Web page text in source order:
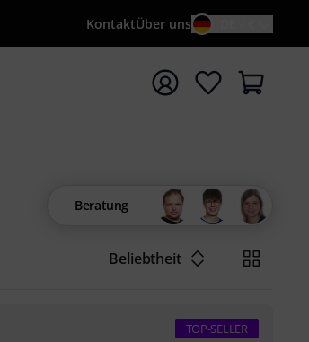
KontaktÜber uns
{searchTerm} starten
Beratung
Beliebtheit
TOP-SELLER